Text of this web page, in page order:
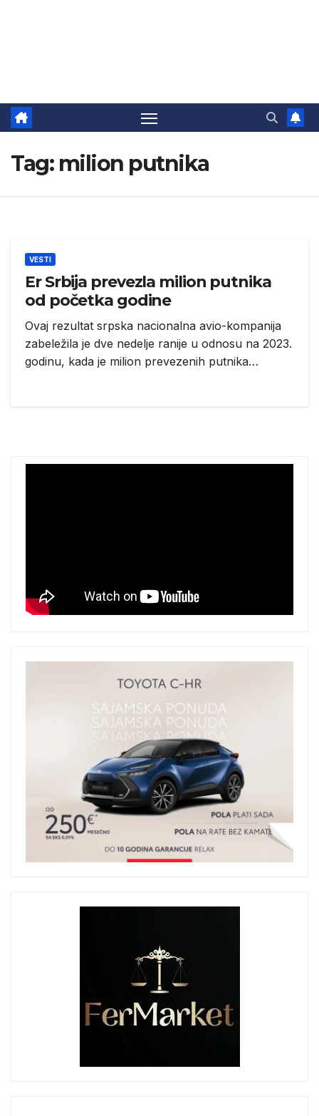
Tag: milion putnika
VESTI
Er Srbija prevezla milion putnika
od početka godine
Ovaj rezultat srpska nacionalna avio-kompanija
zabeležila je dve nedelje ranije u odnosu na 2023.
godinu, kada je milion prevezenih putnika…